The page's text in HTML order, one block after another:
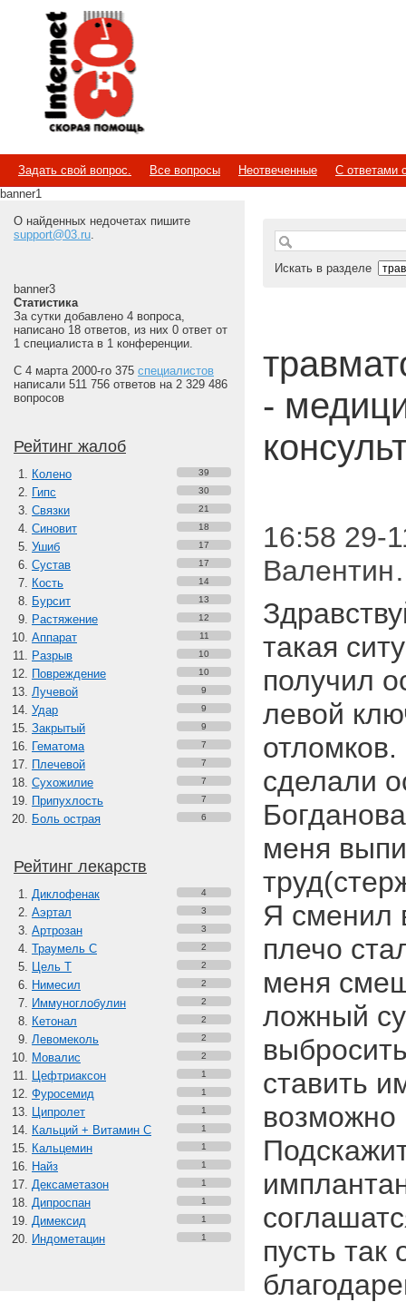
Internet
Скорая помощь
Задать свой вопрос. Все вопросы Неотвеченные
С ответами
banner1
О найденных недочетах пишите
support@03.ru.
banner3
Статистика
За сутки добавлено 4 вопроса,
написано 18 ответов, из них 0 ответ от
1 специалиста в 1 конференции.
С 4 марта 2000-го 375 специалистов
написали 511 756 ответов на 2 329 486
вопросов
Рейтинг жалоб
Колено 39
Гипс 30
Связки 21
Синовит 18
Ушиб 17
Сустав 17
Кость 14
Бурсит 13
Растяжение 12
Аппарат 11
Разрыв 10
Повреждение 10
Лучевой 9
Удар 9
Закрытый 9
Гематома 7
Плечевой 7
Сухожилие 7
Припухлость 7
Боль острая 6
Рейтинг лекарств
Диклофенак 4
Аэртал 3
Артрозан 3
Траумель С 2
Цель Т 2
Нимесил 2
Иммуноглобулин 2
Кетонал 2
Левомеколь 2
Мовалис 2
Цефтриаксон 1
Фуросемид 1
Ципролет 1
Кальций + Витамин C 1
Кальцемин 1
Найз 1
Дексаметазон 1
Дипроспан 1
Димексид 1
Индометацин 1
Искать в разделе
-
16:58 29-
такая
получил
левой
сделали
меня
Я сменил
плечо
меня
ложный
ставить
возможно
пусть так